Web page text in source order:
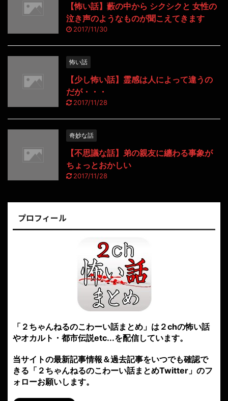
【怖い話】藪の中から シクシクと 女性の
泣き声のようなものが聞こえてきます
2017/11/30
怖い話
【少し怖い話】霊感は人によって違うの
だが・・・
2017/11/28
奇妙な話
【不思議な話】弟の親友に纏わる事象が
ちょっとおかしい
2017/11/28
プロフィール
「２ちゃんねるのこわーい話まとめ」は２chの怖い話
やオカルト・都市伝説etc...を配信しています。
当サイトの最新記事情報＆過去記事をいつでも確認で
きる「２ちゃんねるのこわーい話まとめTwitter」のフ
ォローお願いします。